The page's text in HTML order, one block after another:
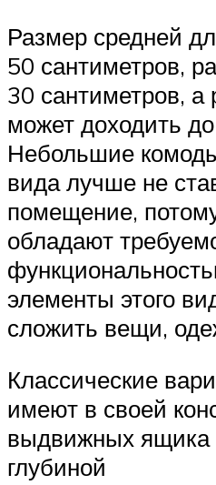
Размер средней
50 сантиметров,
30 сантиметров,
может доходить
Небольшие
вида лучше не
помещение,
обладают
элементы этого
сложить вещи,
Классические
имеют в своей
выдвижных ящика
глубиной